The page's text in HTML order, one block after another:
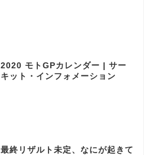
2020 モトGPカレンダー | サー
キット・インフォメーション
最終リザルト未定、なにが起きて